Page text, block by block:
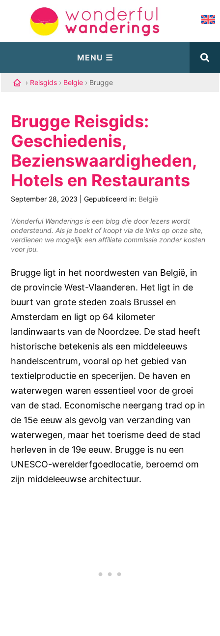
› Reisgids › Belgie › Brugge
Brugge Reisgids:
Geschiedenis,
Bezienswaardigheden,
Hotels en Restaurants
September 28, 2023 |Gepubliceerd in: België
Wonderful Wanderings is een blog die door lezers wordt
ondersteund. Als je boekt of koopt via de links op onze site,
verdienen we mogelijk een affiliate commissie zonder kosten
voor jou.
Brugge ligt in het noordwesten van België, in
de provincie West-Vlaanderen. Het ligt in de
buurt van grote steden zoals Brussel en
Amsterdam en ligt op 64 kilometer
landinwaarts van de Noordzee. De stad heeft
historische betekenis als een middeleeuws
handelscentrum, vooral op het gebied van
textielproductie en specerijen. De haven en
waterwegen waren essentieel voor de groei
van de stad. Economische neergang trad op in
de 15e eeuw als gevolg van verzanding van
waterwegen, maar het toerisme deed de stad
herleven in de 19e eeuw. Brugge is nu een
UNESCO-werelderfgoedlocatie, beroemd om
zijn middeleeuwse architectuur.